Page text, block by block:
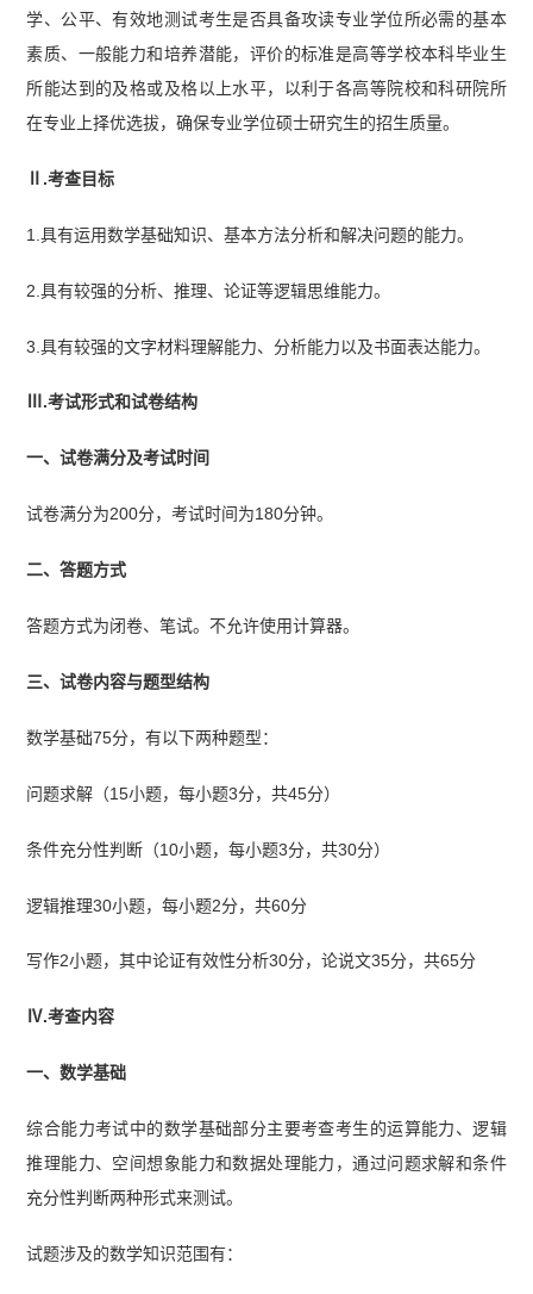
学、公平、有效地测试考生是否具备攻读专业学位所必需的基本
素质、一般能力和培养潜能，评价的标准是高等学校本科毕业生
所能达到的及格或及格以上水平，以利于各高等院校和科研院所
在专业上择优选拔，确保专业学位硕士研究生的招生质量。
Ⅱ.考查目标
1.具有运用数学基础知识、基本方法分析和解决问题的能力。
2.具有较强的分析、推理、论证等逻辑思维能力。
3.具有较强的文字材料理解能力、分析能力以及书面表达能力。
Ⅲ.考试形式和试卷结构
一、试卷满分及考试时间
试卷满分为200分，考试时间为180分钟。
二、答题方式
答题方式为闭卷、笔试。不允许使用计算器。
三、试卷内容与题型结构
数学基础75分，有以下两种题型：
问题求解（15小题，每小题3分，共45分）
条件充分性判断（10小题，每小题3分，共30分）
逻辑推理30小题，每小题2分，共60分
写作2小题，其中论证有效性分析30分，论说文35分，共65分
Ⅳ.考查内容
一、数学基础
综合能力考试中的数学基础部分主要考查考生的运算能力、逻辑
推理能力、空间想象能力和数据处理能力，通过问题求解和条件
充分性判断两种形式来测试。
试题涉及的数学知识范围有：